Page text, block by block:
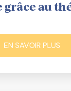
grâce au
EN SAVOIR PLUS